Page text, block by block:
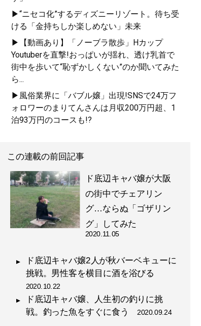
▶“ニセコ化”するディズニーリゾート。待ち受
ける「金持ちしか楽しめない」未来
▶【動画あり】「ノーブラ散歩」Hカップ
Youtuberを直撃!おっぱいが揺れ、透け乳首で
街中を歩いて“恥ずかしくない”のか聞いてみた
ら...
▶風俗業界に「バブル嬢」出現!SNSで24万フ
ォロワーのまりてんさんは月収200万円超、1
泊93万円のコースも!?
この連載の前回記事
ド底辺キャバ嬢が大阪
の街中でチェアリン
グ…ならぬ「ゴザリン
グ」してみた
2020.11.05
ド底辺キャバ嬢2人が秋バーベキューに
挑戦。男性客を横目に酒を浴びる
2020.10.22
ド底辺キャバ嬢、人生初の釣りに挑
戦。釣った魚をすぐに食う 2020.09.24